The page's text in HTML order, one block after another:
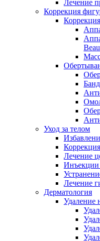
Лечение
Коррекция
Уход за телом
Лечение
Инъекции
Лечение
Дерматология
Удаление